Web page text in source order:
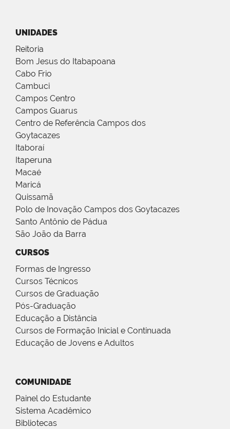
UNIDADES
Reitoria
Bom Jesus do Itabapoana
Cabo Frio
Cambuci
Campos Centro
Campos Guarus
Centro de Referência Campos dos
Goytacazes
Itaboraí
Itaperuna
Macaé
Maricá
Quissamã
Polo de Inovação Campos dos Goytacazes
Santo Antônio de Pádua
São João da Barra
CURSOS
Formas de Ingresso
Cursos Técnicos
Cursos de Graduação
Pós-Graduação
Educação a Distância
Cursos de Formação Inicial e Continuada
Educação de Jovens e Adultos
COMUNIDADE
Painel do Estudante
Sistema Acadêmico
Bibliotecas